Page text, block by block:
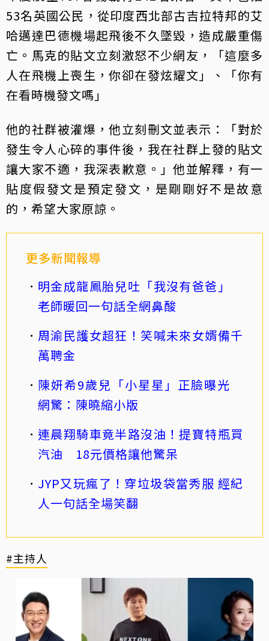
53名英國公民，從印度西北部古吉拉特邦的艾
哈邁達巴德機場起飛後不久墜毀，造成嚴重傷
亡。馬克的貼文立刻激怒不少網友，「這麼多
人在飛機上喪生，你卻在發炫耀文」、「你有
在看時機發文嗎」
他的社群被灌爆，他立刻刪文並表示：「對於
發生令人心碎的事件後，我在社群上發的貼文
讓大家不適，我深表歉意。」他並解釋，有一
貼度假發文是預定發文，是剛剛好不是故意
的，希望大家原諒。
更多新聞報導
明金成龍鳳胎兒吐「我沒有爸爸」
老師暖回一句話全網鼻酸
周渝民護女超狂！笑喊未來女婿備千
萬聘金
陳妍希9歲兒「小星星」正臉曝光
網驚：陳曉縮小版
連晨翔騎車竟半路沒油！提寶特瓶買
汽油 18元價格讓他驚呆
JYP又玩瘋了！穿垃圾袋當秀服 經紀
人一句話全場笑翻
#主持人